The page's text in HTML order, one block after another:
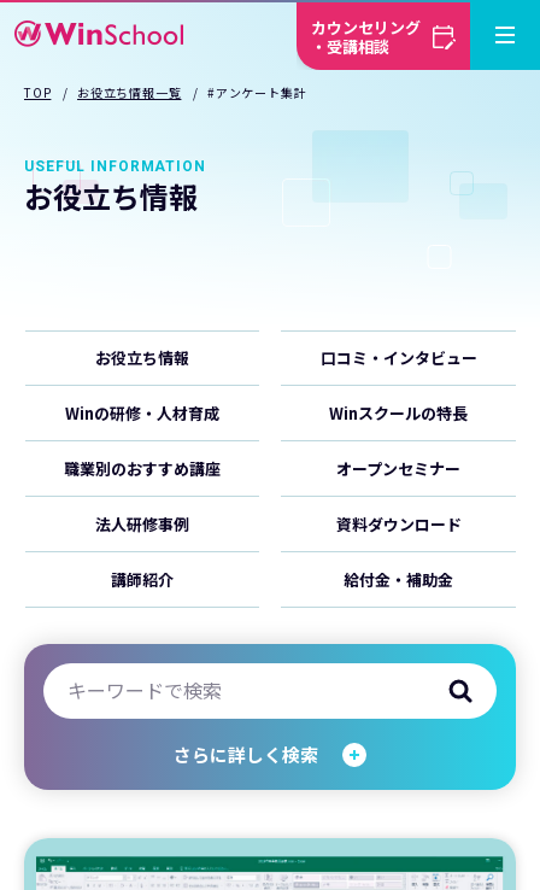
カウンセリング
・受講相談
TOP お役立ち情報一覧 #アンケート集計
USEFUL INFORMATION
お役立ち情報
お役立ち情報 口コミ・インタビュー
Winの研修・人材育成 Winスクールの特長
職業別のおすすめ講座 オープンセミナー
法人研修事例 資料ダウンロード
講師紹介 給付金・補助金
さらに詳しく検索